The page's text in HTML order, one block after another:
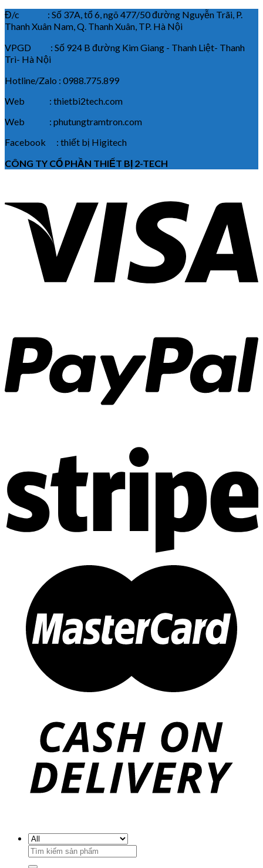
Đ/c : Số 37A, tổ 6, ngõ 477/50 đường Nguyễn Trãi, P.
Thanh Xuân Nam, Q. Thanh Xuân, TP. Hà Nội
VPGD : Số 924 B đường Kim Giang - Thanh Liệt- Thanh
Trì- Hà Nội
Hotline/Zalo : 0988.775.899
Web : thietbi2tech.com
Web : phutungtramtron.com
Facebook : thiết bị Higitech
CÔNG TY CỔ PHẦN THIẾT BỊ 2-TECH
Search
for: